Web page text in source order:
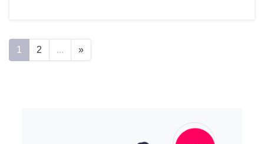
1 2 ... »